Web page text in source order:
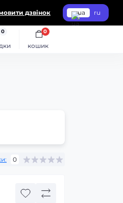
дзвінок ua ru
0
кошик
0
0